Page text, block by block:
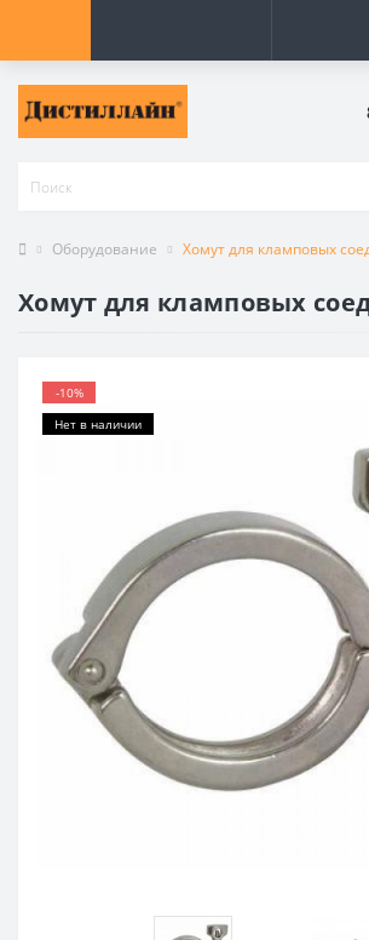
Оборудование Хомут для кламповых
Хомут для кламповых
-10%
Нет в наличии